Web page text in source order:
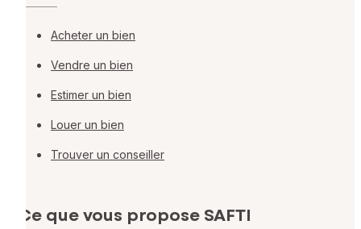
Acheter un bien
Vendre un bien
Estimer un bien
Louer un bien
Trouver un conseiller
Ce que vous propose SAFTI